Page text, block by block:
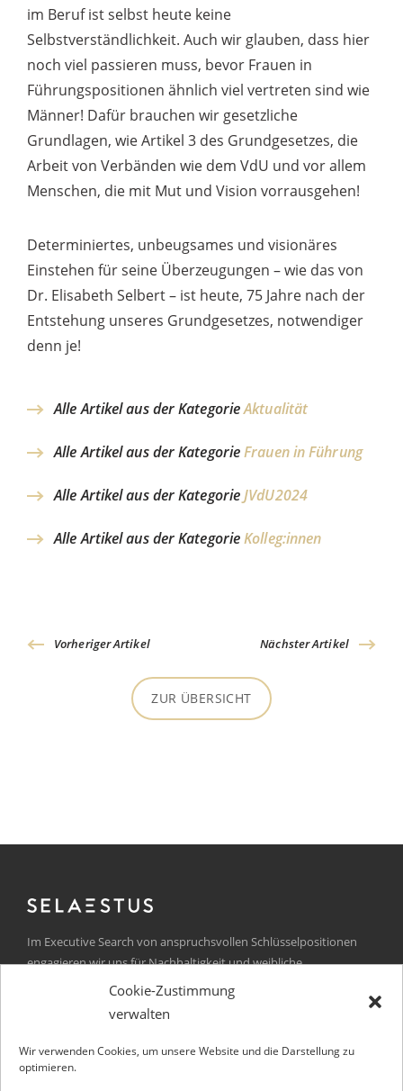
Cookie-Zustimmung
verwalten
Wir verwenden Cookies, um unsere Website und die Darstellung zu
optimieren.
im Beruf ist selbst heute keine
Selbstverständlichkeit. Auch wir glauben, dass hier
noch viel passieren muss, bevor Frauen in
Führungspositionen ähnlich viel vertreten sind wie
Männer! Dafür brauchen wir gesetzliche
Grundlagen, wie Artikel 3 des Grundgesetzes, die
Arbeit von Verbänden wie dem VdU und vor allem
Menschen, die mit Mut und Vision vorrausgehen!
Determiniertes, unbeugsames und visionäres
Einstehen für seine Überzeugungen – wie das von
Dr. Elisabeth Selbert – ist heute, 75 Jahre nach der
Entstehung unseres Grundgesetzes, notwendiger
denn je!
Alle Artikel aus der KategorieAktualität
Alle Artikel aus der KategorieFrauen in Führung
Alle Artikel aus der KategorieJVdU2024
Alle Artikel aus der KategorieKolleg:innen
Vorheriger Artikel
ZUR ÜBERSICHT
Nächster Artikel
Im Executive Search von anspruchsvollen Schlüsselpositionen
engagieren wir uns für Nachhaltigkeit und weibliche
Führungskräfte.
Kurfürstendamm 105
Germany